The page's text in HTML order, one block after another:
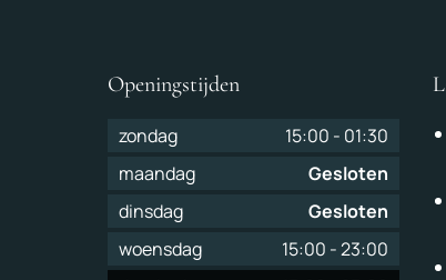
Openingstijden
zondag 15:00 - 01:30
maandag
Gesloten
dinsdag
Gesloten
woensdag
15:00 -23:00